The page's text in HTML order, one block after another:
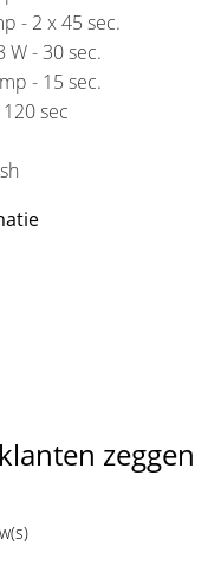
- 2 x 45 sec.
W - 30 sec.
- 15 sec.
sec
Marine
Claresa
zeggen